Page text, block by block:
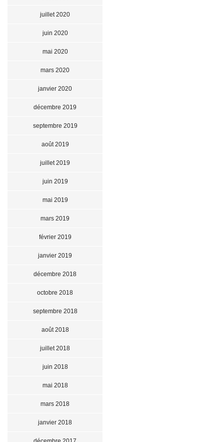
juillet 2020
juin 2020
mai 2020
mars 2020
janvier 2020
décembre 2019
septembre 2019
août 2019
juillet 2019
juin 2019
mai 2019
mars 2019
février 2019
janvier 2019
décembre 2018
octobre 2018
septembre 2018
août 2018
juillet 2018
juin 2018
mai 2018
mars 2018
janvier 2018